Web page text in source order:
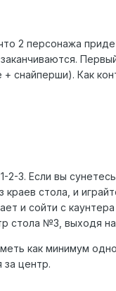
2 персонажа
+ снайперши). Как
2-3. Если вы
стола, и
и сойти с
стола №3, выходя на
как минимум
за центр.